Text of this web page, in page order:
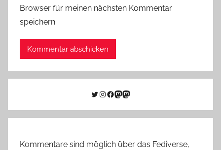
Browser für meinen nächsten Kommentar
speichern.
Twitter
Instagram
Facebook
Link zu Mastodon
Mastodon
Kommentare sind möglich über das Fediverse,